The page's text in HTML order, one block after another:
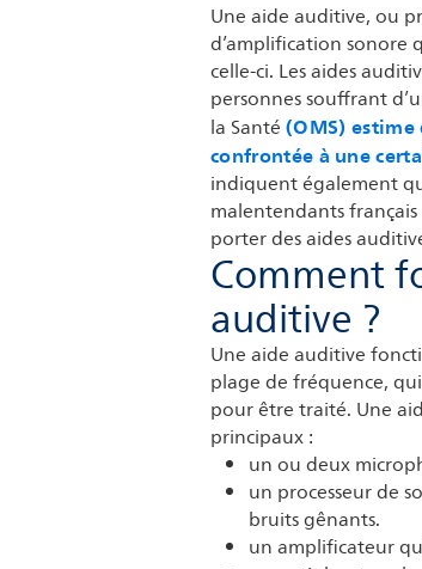
Une aide auditive, ou
d’amplification sonore
celle-ci. Les aides
personnes souffrant
la Santé(OMS)
confrontée à une
indiquent également
malentendants
porter des aides
Comment
auditive ?
Une aide auditive
plage de fréquence,
pour être traité. Une
principaux :
un ou deux
un processeur de
bruits gênants.
un amplificateur